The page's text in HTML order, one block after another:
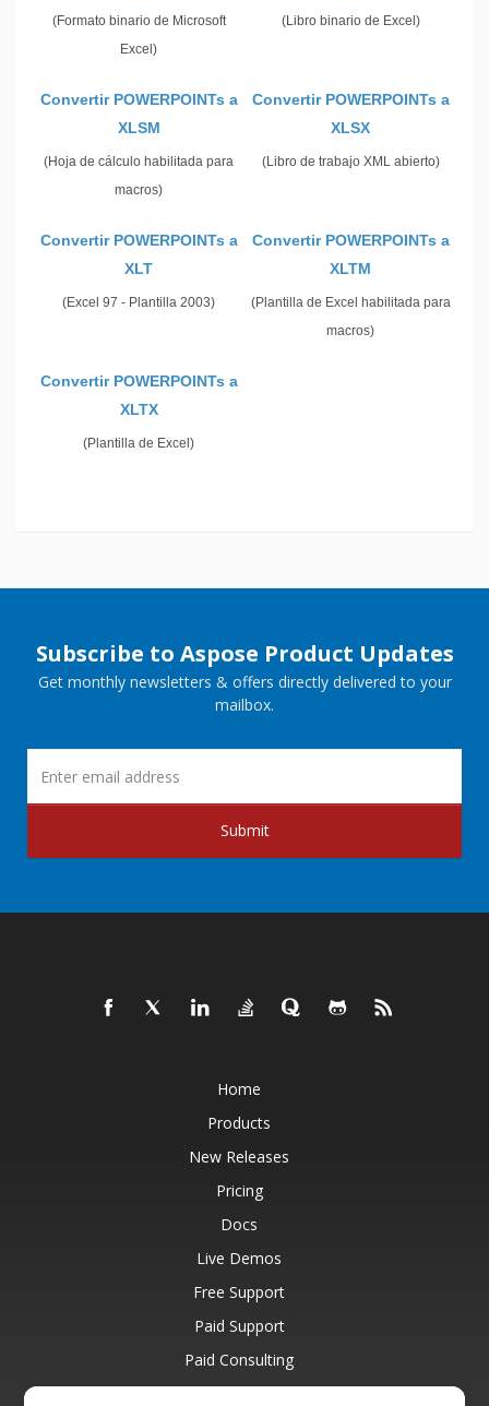
(Formato binario de Microsoft
Excel)
(Libro binario de Excel)
Convertir POWERPOINTs a
XLSM
(Hoja de cálculo habilitada para
macros)
Convertir POWERPOINTs a
XLSX
(Libro de trabajo XML abierto)
Convertir POWERPOINTs a
XLT
(Excel 97 - Plantilla 2003)
Convertir POWERPOINTs a
XLTM
(Plantilla de Excel habilitada para
macros)
Convertir POWERPOINTs a
XLTX
(Plantilla de Excel)
Subscribe to Aspose Product Updates
Get monthly newsletters & offers directly delivered to your
mailbox.
Submit
Home
Products
New Releases
Pricing
Docs
Live Demos
Free Support
Paid Support
Paid Consulting
Blog